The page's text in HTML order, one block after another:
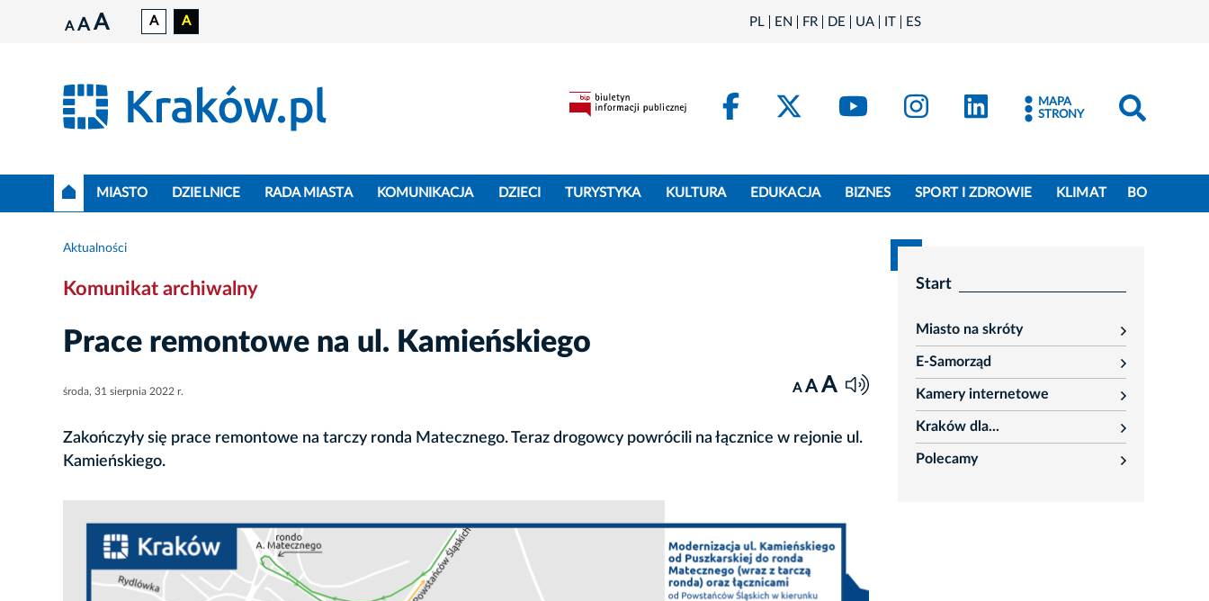
A A A A A PL EN FR DE UA IT ES
FacebookKraków - X
Kraków - YouTube
Kraków - Instagram
Kraków - LinkedIn
MAPA
STRONY
MIASTO DZIELNICE RADA MIASTA KOMUNIKACJA DZIECI TURYSTYKA KULTURA EDUKACJA BIZNES SPORT I ZDROWIE KLIMAT BO
Aktualności
Komunikat archiwalny
Prace remontowe na ul. Kamieńskiego
środa, 31 sierpnia 2022 r. A A A
Zakończyły się prace remontowe na tarczy ronda Matecznego. Teraz drogowcy powrócili na łącznice w rejonie ul.
Kamieńskiego.
Start
Miasto na skróty
rozwiń
E-Samorząd
rozwiń
Kamery internetowe
rozwiń
Kraków dla...
rozwiń
Polecamy
rozwiń